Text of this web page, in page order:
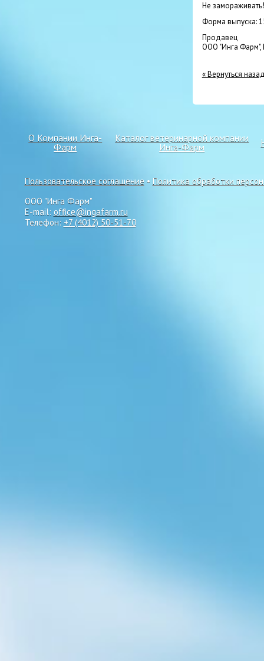
Не замораживать!
Форма выпуска:
Продавец
ООО "Инга Фарм",
« Вернуться
О Компании Инга-
Фарм
Каталог ветеринарной компании
Инга-Фарм
Пользовательское соглашение • Политика обработки
ООО "Инга Фарм"
E-mail: office@ingafarm.ru
Телефон: +7 (4012) 50-51-70